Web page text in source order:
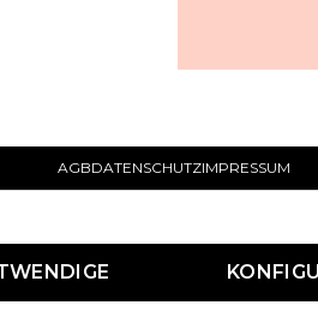
AGBDATENSCHUTZIMPRESSUM